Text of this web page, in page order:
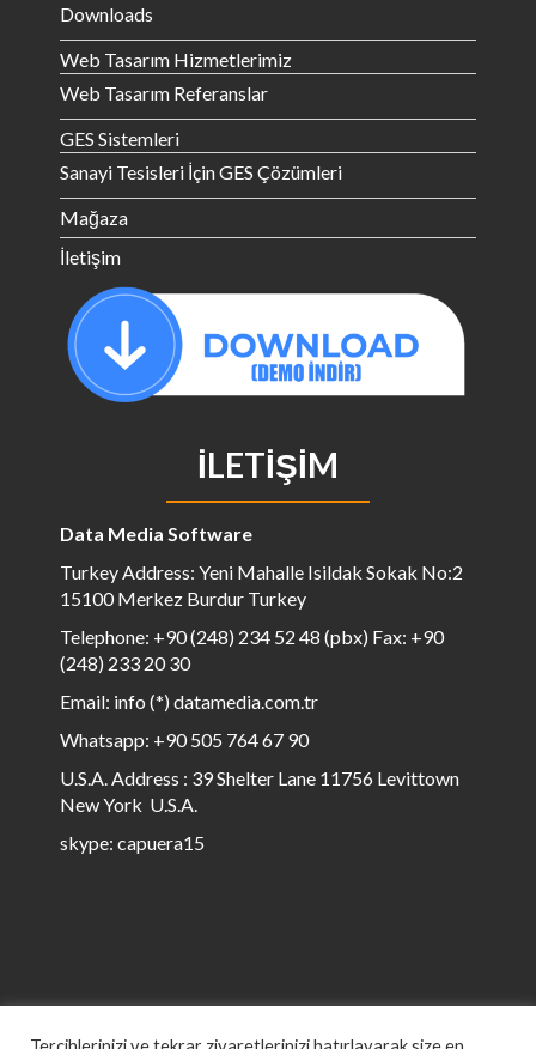
Downloads
Web Tasarım Hizmetlerimiz
Web Tasarım Referanslar
GES Sistemleri
Sanayi Tesisleri İçin GES Çözümleri
Mağaza
İletişim
İLETIŞIM
Data Media Software
Turkey Address: Yeni Mahalle Isildak Sokak No:2
15100 Merkez Burdur Turkey
Telephone: +90 (248) 234 52 48 (pbx) Fax: +90
(248) 233 20 30
Email: info (*) datamedia.com.tr
Whatsapp: +90 505 764 67 90
U.S.A. Address : 39 Shelter Lane 11756 Levittown
New York U.S.A.
skype: capuera15